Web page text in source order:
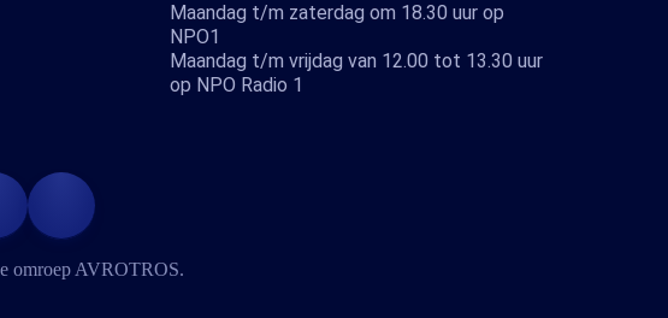
Maandag t/m zaterdag om 18.30 uur op
NPO1
Maandag t/m vrijdag van 12.00 tot 13.30 uur
op NPO Radio 1
omroep AVROTROS.